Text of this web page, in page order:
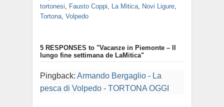
tortonesi
Fausto Coppi La Mitica Novi Ligure
Tortona Volpedo
5 RESPONSES to "Vacanze in Piemonte – Il
lungo fine settimana de LaMitica"
Pingback: Armando Bergaglio - La
pesca di Volpedo - TORTONA OGGI